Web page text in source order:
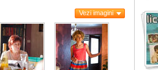
Vezi imagini